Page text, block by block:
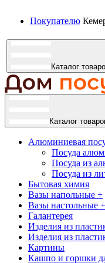
Покупателю
Каталог
Каталог
Алюминиевая
Посуда
Посуда из
Посуда из
Бытовая химия
Вазы напольные +
Вазы настольные +
Галантерея
Изделия из
Изделия из
Картины
Кашпо и горшки